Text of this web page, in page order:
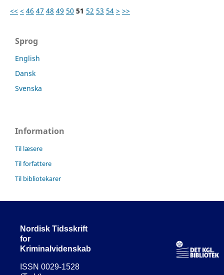
<< < 46 47 48 49 50 51 52 53 54 > >>
Sprog
English
Dansk
Svenska
Information
Til læsere
Til forfattere
Til bibliotekarer
Nordisk Tidsskrift
for
Kriminalvidenskab
ISSN 0029-1528